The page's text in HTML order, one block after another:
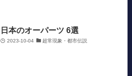
日本のオーパーツ 6選
2023-10-04 超常現象・都市伝説